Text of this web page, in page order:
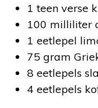
1 teen verse
100 milliliter
1 eetlepel
75 gram
8 eetlepels
4 eetlepels